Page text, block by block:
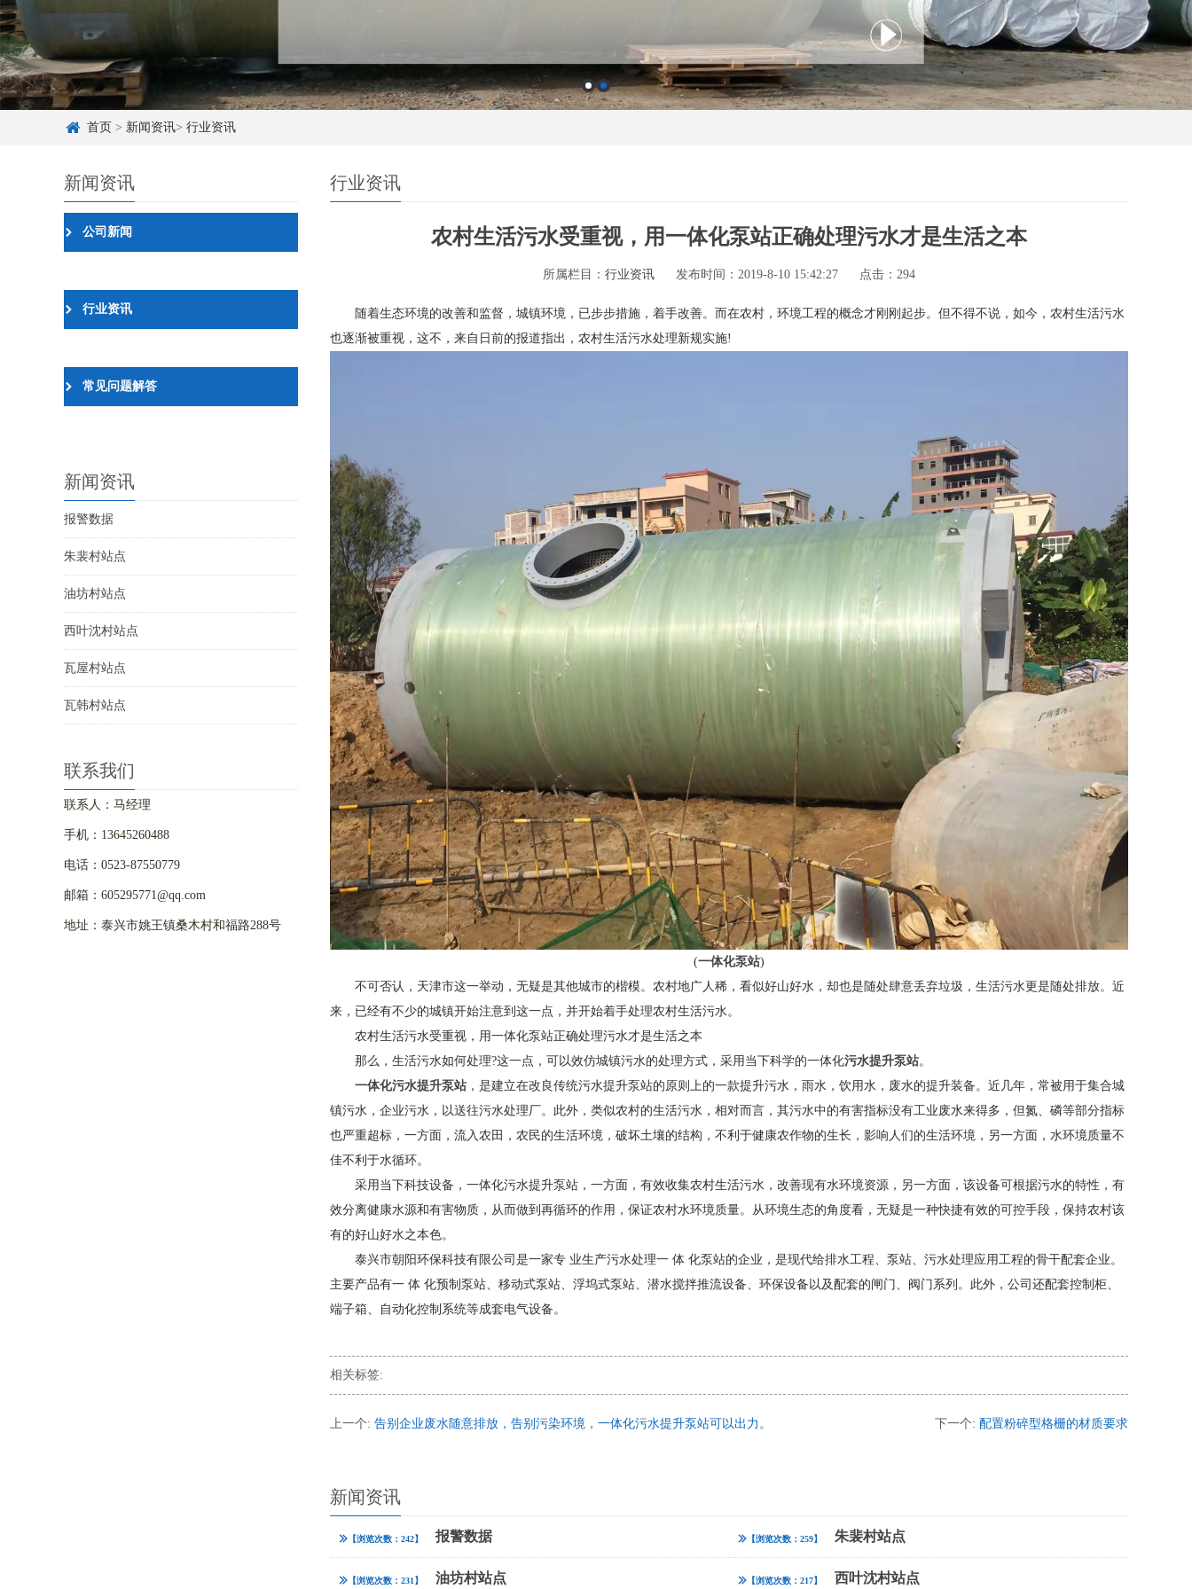
首页 > 新闻资讯> 行业资讯
新闻资讯
公司新闻
行业资讯
常见问题解答
新闻资讯
报警数据
朱裴村站点
油坊村站点
西叶沈村站点
瓦屋村站点
瓦韩村站点
联系我们
联系人：马经理
手机：13645260488
电话：0523-87550779
邮箱：605295771@qq.com
地址：泰兴市姚王镇桑木村和福路288号
行业资讯
农村生活污水受重视，用一体化泵站正确处理污水才是生活之本
所属栏目： 行业资讯 发布时间：2019-8-10 15:42:27 点击： 294
随着生态环境的改善和监督，城镇环境，已步步措施，着手改善。而在农村，环境工程的概念才刚刚起步。但不得不说，如今，农村生活污水
也逐渐被重视，这不，来自日前的报道指出，农村生活污水处理新规实施!
(一体化泵站)
不可否认，天津市这一举动，无疑是其他城市的楷模。农村地广人稀，看似好山好水，却也是随处肆意丢弃垃圾，生活污水更是随处排放。近
来，已经有不少的城镇开始注意到这一点，并开始着手处理农村生活污水。
农村生活污水受重视，用一体化泵站正确处理污水才是生活之本
那么，生活污水如何处理?这一点，可以效仿城镇污水的处理方式，采用当下科学的一体化污水提升泵站。
一体化污水提升泵站 ，是建立在改良传统污水提升泵站的原则上的一款提升污水，雨水，饮用水，废水的提升装备。近几年，常被用于集合城
镇污水，企业污水，以送往污水处理厂。此外，类似农村的生活污水，相对而言，其污水中的有害指标没有工业废水来得多，但氮、磷等部分指标
也严重超标，一方面，流入农田，农民的生活环境，破坏土壤的结构，不利于健康农作物的生长，影响人们的生活环境，另一方面，水环境质量不
佳不利于水循环。
采用当下科技设备，一体化污水提升泵站，一方面，有效收集农村生活污水，改善现有水环境资源，另一方面，该设备可根据污水的特性，有
效分离健康水源和有害物质，从而做到再循环的作用，保证农村水环境质量。从环境生态的角度看，无疑是一种快捷有效的可控手段，保持农村该
有的好山好水之本色。
泰兴市朝阳环保科技有限公司是一家专 业生产污水处理一 体 化泵站的企业，是现代给排水工程、泵站、污水处理应用工程的骨干配套企业。
主要产品有一 体 化预制泵站、移动式泵站、浮坞式泵站、潜水搅拌推流设备、环保设备以及配套的闸门、阀门系列。此外，公司还配套控制柜、
端子箱、自动化控制系统等成套电气设备。
相关标签:
上一个: 告别企业废水随意排放，告别污染环境，一体化污水提升泵站可以出力。 下一个: 配置粉碎型格栅的材质要求
新闻资讯
【浏览次数：242】 报警数据 【浏览次数：259】 朱裴村站点
【浏览次数：231】 油坊村站点 【浏览次数：217】 西叶沈村站点